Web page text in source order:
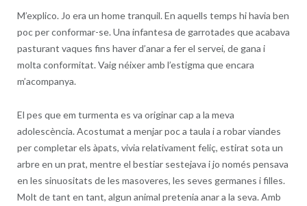
M’explico. Jo era un home tranquil. En aquells temps hi havia ben
poc per conformar-se. Una infantesa de garrotades que acabava
pasturant vaques fins haver d’anar a fer el servei, de gana i
molta conformitat. Vaig néixer amb l’estigma que encara
m’acompanya.
El pes que em turmenta es va originar cap a la meva
adolescència. Acostumat a menjar poc a taula i a robar viandes
per completar els àpats, vivia relativament feliç, estirat sota un
arbre en un prat, mentre el bestiar sestejava i jo només pensava
en les sinuositats de les masoveres, les seves germanes i filles.
Molt de tant en tant, algun animal pretenia anar a la seva. Amb